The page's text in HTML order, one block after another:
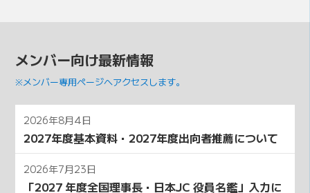
メンバー向け最新情報
※メンバー専用ページへアクセスします。
2026年8月4日
2027年度基本資料・2027年度出向者推薦について
2026年7月23日
「2027 年度全国理事⻑・⽇本JC 役員名鑑」⼊⼒に